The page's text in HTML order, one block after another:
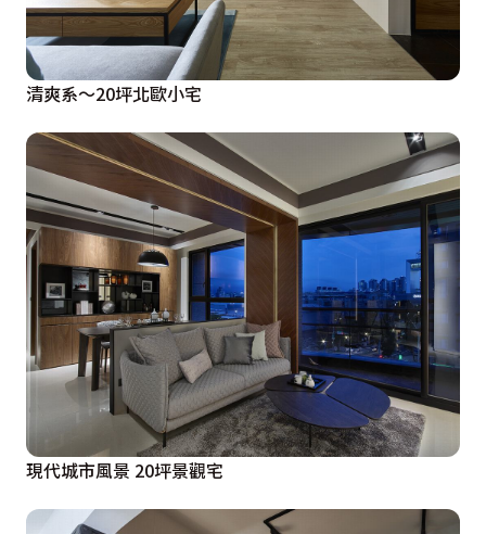
清爽系～20坪北歐小宅
現代城市風景 20坪景觀宅